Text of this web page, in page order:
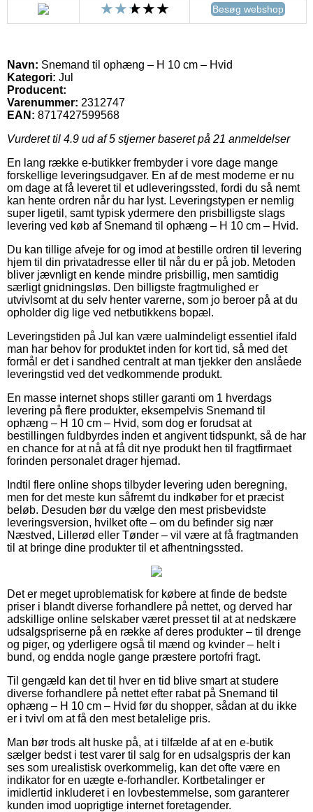
Besøg webshop
Navn: Snemand til ophæng – H 10 cm – Hvid
Kategori: Jul
Producent:
Varenummer: 2312747
EAN: 8717427599568
Vurderet til 4.9 ud af 5 stjerner baseret på 21 anmeldelser
En lang række e-butikker frembyder i vore dage mange
forskellige leveringsudgaver. En af de mest moderne er nu
om dage at få leveret til et udleveringssted, fordi du så nemt
kan hente ordren når du har lyst. Leveringstypen er nemlig
super ligetil, samt typisk ydermere den prisbilligste slags
levering ved køb af Snemand til ophæng – H 10 cm – Hvid.
Du kan tillige afveje for og imod at bestille ordren til levering
hjem til din privatadresse eller til når du er på job. Metoden
bliver jævnligt en kende mindre prisbillig, men samtidig
særligt gnidningsløs. Den billigste fragtmulighed er
utvivlsomt at du selv henter varerne, som jo beroer på at du
opholder dig lige ved netbutikkens bopæl.
Leveringstiden på Jul kan være ualmindeligt essentiel ifald
man har behov for produktet inden for kort tid, så med det
formål er det i sandhed centralt at man tjekker den anslåede
leveringstid ved det vedkommende produkt.
En masse internet shops stiller garanti om 1 hverdags
levering på flere produkter, eksempelvis Snemand til
ophæng – H 10 cm – Hvid, som dog er forudsat at
bestillingen fuldbyrdes inden et angivent tidspunkt, så de har
en chance for at nå at få dit nye produkt hen til fragtfirmaet
forinden personalet drager hjemad.
Indtil flere online shops tilbyder levering uden beregning,
men for det meste kun såfremt du indkøber for et præcist
beløb. Desuden bør du vælge den mest prisbevidste
leveringsversion, hvilket ofte – om du befinder sig nær
Næstved, Lillerød eller Tønder – vil være at få fragtmanden
til at bringe dine produkter til et afhentningssted.
Det er meget uproblematisk for købere at finde de bedste
priser i blandt diverse forhandlere på nettet, og derved har
adskillige online selskaber været presset til at at nedskære
udsalgspriserne på en række af deres produkter – til drenge
og piger, og yderligere også til mænd og kvinder – helt i
bund, og endda nogle gange præstere portofri fragt.
Til gengæld kan det til hver en tid blive smart at studere
diverse forhandlere på nettet efter rabat på Snemand til
ophæng – H 10 cm – Hvid før du shopper, sådan at du ikke
er i tvivl om at få den mest betalelige pris.
Man bør trods alt huske på, at i tilfælde af at en e-butik
sælger bedst i test varer til salg for en udsalgspris der kan
ses som urealistisk overkommelig, kan det ofte være en
indikator for en uægte e-forhandler. Kortbetalinger er
imidlertid inkluderet i en lovbestemmelse, som garanterer
kunden imod uoprigtige internet foretagender.